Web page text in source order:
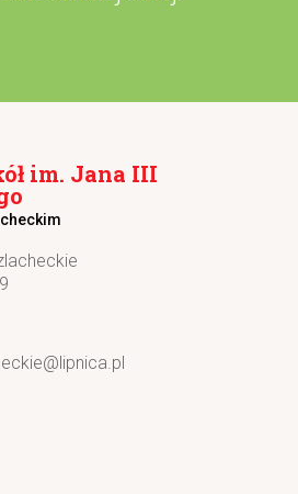
im. Jana III